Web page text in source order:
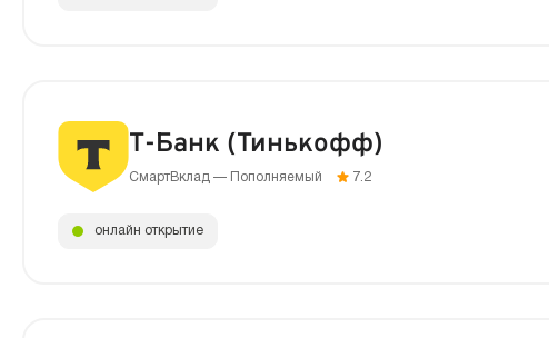
Т-Банк (Тинькофф)
СмартВклад — Пополняемый 7.2
онлайн открытие